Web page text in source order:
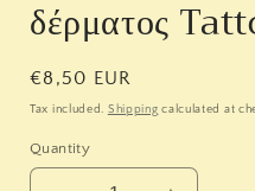
δέρματος
Regular
price
€8,50 EUR
Tax included. Shipping calculated at
Quantity